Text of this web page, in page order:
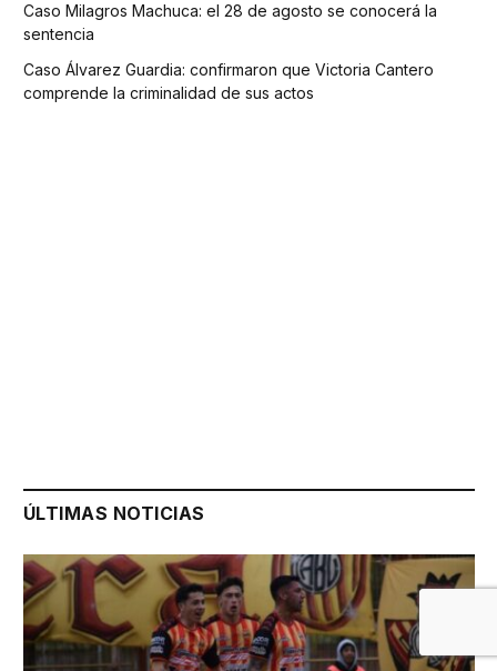
Caso Milagros Machuca: el 28 de agosto se conocerá la
sentencia
Caso Álvarez Guardia: confirmaron que Victoria Cantero
comprende la criminalidad de sus actos
ÚLTIMAS NOTICIAS